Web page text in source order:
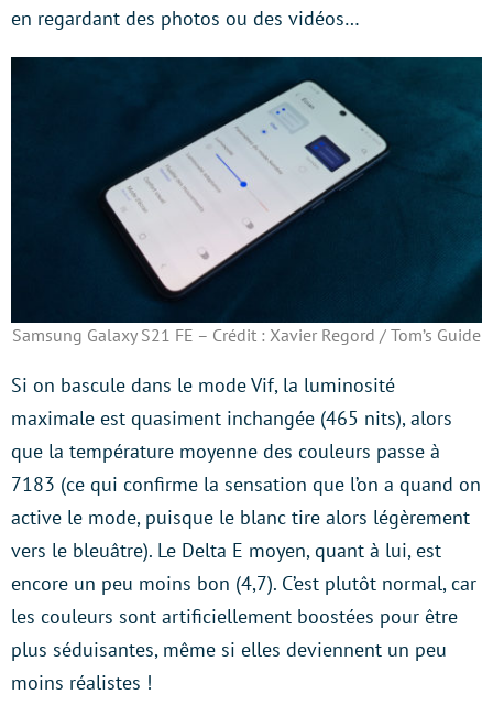
en regardant des photos ou des vidéos…
Samsung Galaxy S21 FE – Crédit : Xavier Regord / Tom’s Guide
Si on bascule dans le mode Vif, la luminosité
maximale est quasiment inchangée (465 nits), alors
que la température moyenne des couleurs passe à
7183 (ce qui confirme la sensation que l’on a quand on
active le mode, puisque le blanc tire alors légèrement
vers le bleuâtre). Le Delta E moyen, quant à lui, est
encore un peu moins bon (4,7). C’est plutôt normal, car
les couleurs sont artificiellement boostées pour être
plus séduisantes, même si elles deviennent un peu
moins réalistes !